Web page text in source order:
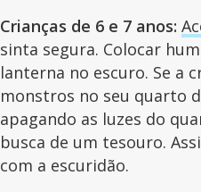
Crianças de 6 e 7 anos:
sinta segura. Colocar
lanterna no escuro. Se a
monstros no seu quarto
apagando as luzes do
busca de um tesouro.
com a escuridão.